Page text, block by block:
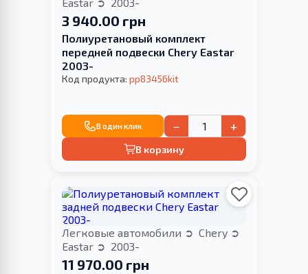
3 940.00 грн
Полиуретановый комплект
передней подвески Chery Eastar
2003-
Код продукта: pp83456kit
В один клик − +
В корзину
Легковые автомобили
Chery
Eastar
2003-
11 970.00 грн